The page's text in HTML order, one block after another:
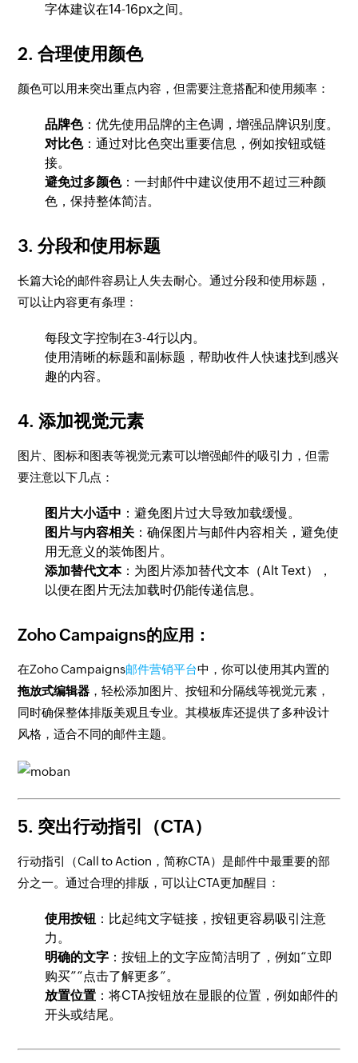
字体建议在14-16px之间。
2.合理使用颜色
颜色可以用来突出重点内容，但需要注意搭配和使用频率：
品牌色：优先使用品牌的主色调，增强品牌识别度。
对比色：通过对比色突出重要信息，例如按钮或链
接。
避免过多颜色：一封邮件中建议使用不超过三种颜
色，保持整体简洁。
3.分段和使用标题
长篇大论的邮件容易让人失去耐心。通过分段和使用标题，
可以让内容更有条理：
每段文字控制在3-4行以内。
使用清晰的标题和副标题，帮助收件人快速找到感兴
趣的内容。
4.添加视觉元素
图片、图标和图表等视觉元素可以增强邮件的吸引力，但需
要注意以下几点：
图片大小适中 ：避免图片过大导致加载缓慢。
图片与内容相关 ：确保图片与邮件内容相关，避免使
用无意义的装饰图片。
添加替代文本：为图片添加替代文本（Alt Text），
以便在图片无法加载时仍能传递信息。
Zoho Campaigns的应用：
在Zoho Campaigns邮件营销平台中，你可以使用其内置的
拖放式编辑器 ，轻松添加图片、按钮和分隔线等视觉元素，
同时确保整体排版美观且专业。其模板库还提供了多种设计
风格，适合不同的邮件主题。
5. 突出行动指引（CTA）
行动指引（Call to Action，简称CTA）是邮件中最重要的部
分之一。通过合理的排版，可以让CTA更加醒目：
使用按钮 ：比起纯文字链接，按钮更容易吸引注意
力。
明确的文字 ：按钮上的文字应简洁明了，例如“立即
购买”“点击了解更多”。
放置位置 ：将CTA按钮放在显眼的位置，例如邮件的
开头或结尾。